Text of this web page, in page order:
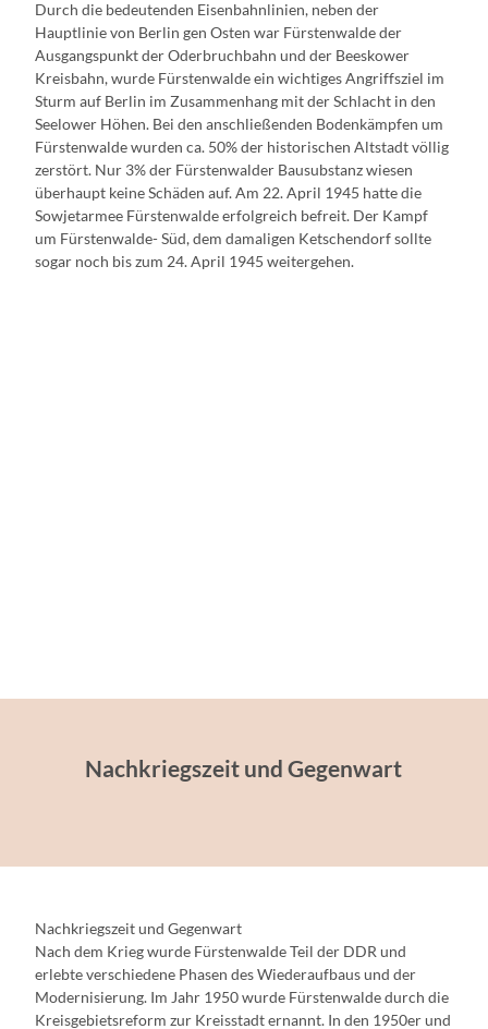
Durch die bedeutenden Eisenbahnlinien, neben der
Hauptlinie von Berlin gen Osten war Fürstenwalde der
Ausgangspunkt der Oderbruchbahn und der Beeskower
Kreisbahn, wurde Fürstenwalde ein wichtiges Angriffsziel im
Sturm auf Berlin im Zusammenhang mit der Schlacht in den
Seelower Höhen. Bei den anschließenden Bodenkämpfen um
Fürstenwalde wurden ca. 50% der historischen Altstadt völlig
zerstört. Nur 3% der Fürstenwalder Bausubstanz wiesen
überhaupt keine Schäden auf. Am 22. April 1945 hatte die
Sowjetarmee Fürstenwalde erfolgreich befreit. Der Kampf
um Fürstenwalde- Süd, dem damaligen Ketschendorf sollte
sogar noch bis zum 24. April 1945 weitergehen.
Nachkriegszeit und Gegenwart
Nachkriegszeit und Gegenwart
Nach dem Krieg wurde Fürstenwalde Teil der DDR und
erlebte verschiedene Phasen des Wiederaufbaus und der
Modernisierung. Im Jahr 1950 wurde Fürstenwalde durch die
Kreisgebietsreform zur Kreisstadt ernannt. In den 1950er und